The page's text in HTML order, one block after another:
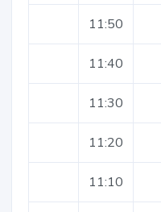
11:50
11:40
11:30
11:20
11:10